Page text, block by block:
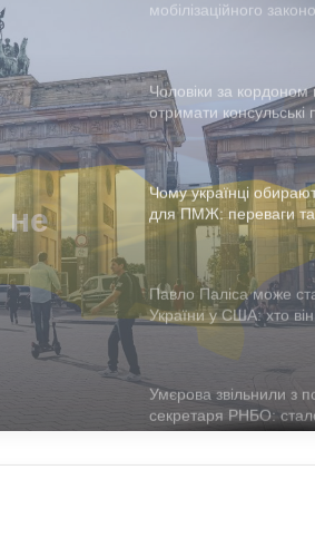
військово-облікових
Чому українці
для ПМЖ: переваги та
країни
Павло Паліса може
України у США: хто